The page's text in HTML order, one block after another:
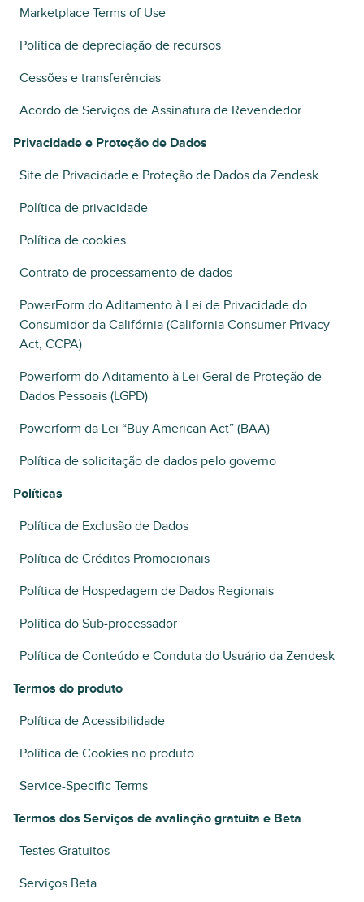
Marketplace Terms of Use
Política de depreciação de recursos
Cessões e transferências
Acordo de Serviços de Assinatura de Revendedor
Privacidade e Proteção de Dados
Site de Privacidade e Proteção de Dados da Zendesk
Política de privacidade
Política de cookies
Contrato de processamento de dados
PowerForm do Aditamento à Lei de Privacidade do
Consumidor da Califórnia (California Consumer Privacy
Act, CCPA)
Powerform do Aditamento à Lei Geral de Proteção de
Dados Pessoais (LGPD)
Powerform da Lei “Buy American Act” (BAA)
Política de solicitação de dados pelo governo
Políticas
Política de Exclusão de Dados
Política de Créditos Promocionais
Política de Hospedagem de Dados Regionais
Política do Sub-processador
Política de Conteúdo e Conduta do Usuário da Zendesk
Termos do produto
Política de Acessibilidade
Política de Cookies no produto
Service-Specific Terms
Termos dos Serviços de avaliação gratuita e Beta
Testes Gratuitos
Serviços Beta